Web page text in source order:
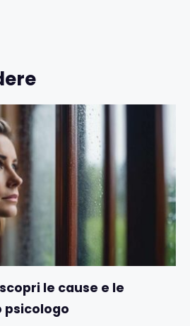
le cause e le
psicologo